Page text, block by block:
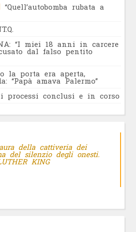
“Quell’autobomba rubata a
“I miei 18 anni in carcere
dal falso pentito
la porta era aperta,
“Papà amava Palermo”
i processi conclusi e in corso
della cattiveria dei
del silenzio degli onesti.
KING